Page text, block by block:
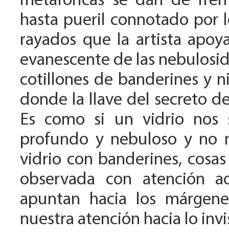
hasta pueril connotado por
rayados que la artista
evanescente de las
cotillones de banderines y
donde la llave del secreto
Es como si un vidrio nos
profundo y nebuloso y no
vidrio con banderines,
observada con atención
apuntan hacia los
nuestra atención hacia lo